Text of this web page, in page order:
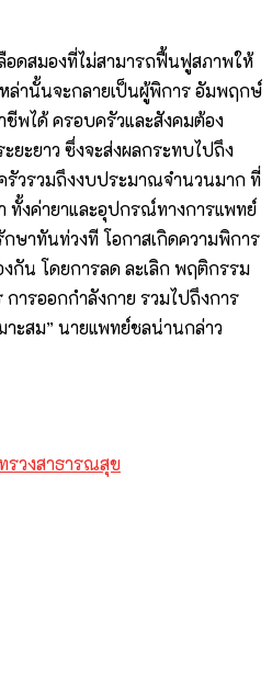
อดสมองที่ไม่สามารถฟื้นฟูสภาพให้
ล่านั้นจะกลายเป็นผู้พิการ อัมพฤกษ์
พได้ ครอบครัวและสังคมต้อง
ยะยาว ซึ่งจะส่งผลกระทบไปถึง
รัวรวมถึงงบประมาณจำนวนมาก ที่
ทั้งค่ายาและอุปกรณ์ทางการแพทย์
ษาทันท่วงที โอกาสเกิดความพิการ
กัน โดยการลด ละเลิก พฤติกรรม
การออกกำลังกาย รวมไปถึงการ
ะสม” นายแพทย์ชลน่านกล่าว
รวงสาธารณสุข